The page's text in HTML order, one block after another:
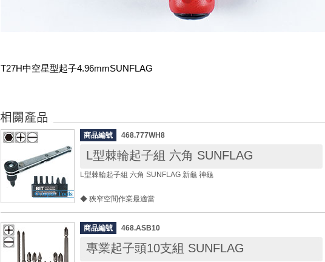
T27H中空星型起子4.96mmSUNFLAG
商品編號 468.777WH8
L型棘輪起子組 六角 SUNFLAG
L型棘輪起子組 六角 SUNFLAG 新龜 神龜
◆ 狹窄空間作業最適當
尺寸規格：
◎ 十字 #1 #2 #3
◎ 一字 4.5, 6, 7mm
商品編號 468.ASB10
專業起子頭10支組 SUNFLAG